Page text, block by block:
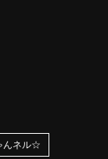
んネル☆